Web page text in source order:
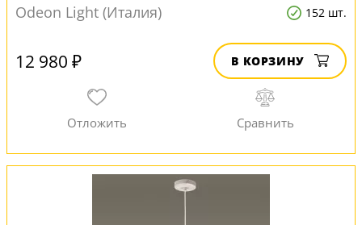
Odeon Light (Италия)
152 шт.
12 980 ₽ В КОРЗИНУ